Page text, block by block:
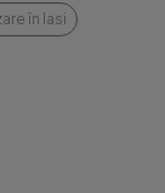
în Iasi